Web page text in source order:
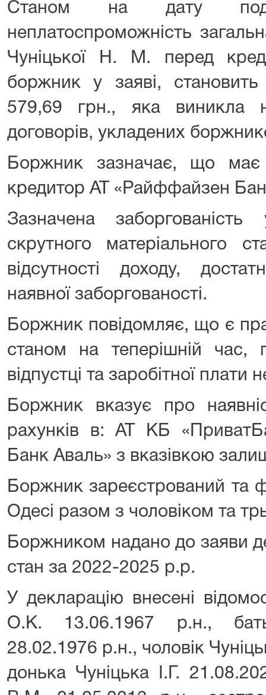
Станом на дату
неплатоспроможність
Чуніцької Н. М. перед
боржник у заяві,
579,69 грн., яка виникла
договорів, укладених
Боржник зазначає, що має
кредитор АТ «Райффайзен
Зазначена заборгованість
скрутного матеріального
відсутності доходу,
наявної заборгованості.
Боржник повідомляє, що є
станом на теперішній час,
відпустці та заробітної плати
Боржник вказує про
рахунків в: АТ КБ
Банк Аваль» з вказівкою
Боржник зареєстрований та
Одесі разом з чоловіком та
Боржником надано до заяви
стан за 2022-2025 р.р.
У декларацію внесені
О.К. 13.06.1967 р.н.,
28.02.1976 р.н., чоловік
донька Чуніцька І.Г.